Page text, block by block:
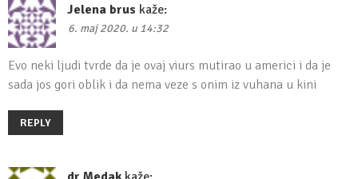
Jelena brus kaže:
6. maj 2020. u 14:32
Evo neki ljudi tvrde da je ovaj viurs mutirao u americi i da je
sada jos gori oblik i da nema veze s onim iz vuhana u kini
REPLY